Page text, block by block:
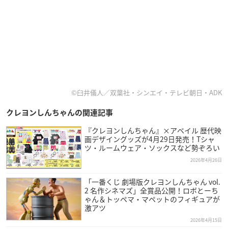
©臼井儀人／双葉社・シンエイ・テレビ朝日・ADK
クレヨンしんちゃんの関連記事
『クレヨンしんちゃん』×アベイル 歴代映
画デザイングッズが4月29日発売！Tシャ
ツ・ルームウェア・ソックスなど勢ぞろい
2026年4月26日
「一番くじ 劇場版クレヨンしんちゃん vol.
2 名作シネマズ」全賞品公開！ロボとーち
ゃん＆トッペマ・マペットのフィギュアが
激アツ
2026年4月15日